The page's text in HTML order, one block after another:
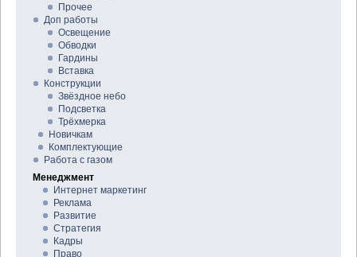
Прочее
Доп работы
Освещение
Обводки
Гардины
Вставка
Конструкции
Звёздное небо
Подсветка
Трёхмерка
Новичкам
Комплектующие
Работа с газом
Менеджмент
Интернет маркетинг
Реклама
Развитие
Стратегия
Кадры
Право